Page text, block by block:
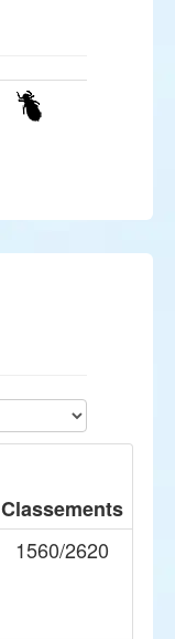
Classements
1560/2620